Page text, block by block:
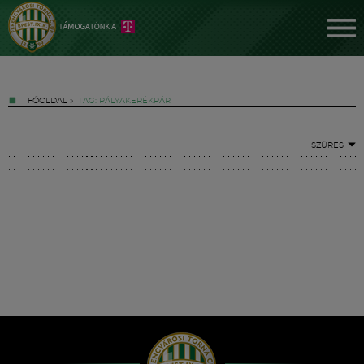
FŐOLDAL » TAG: PÁLYAKERÉKPÁR
SZŰRÉS
Hírek